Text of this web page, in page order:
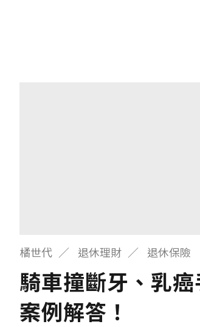
橘世代 退休理財 退休保險
騎車撞斷牙、乳
案例解答！